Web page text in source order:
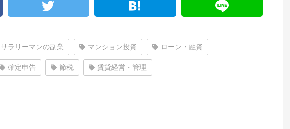
サラリーマンの副業 マンション投資 ローン・融資
確定申告 節税 賃貸経営・管理